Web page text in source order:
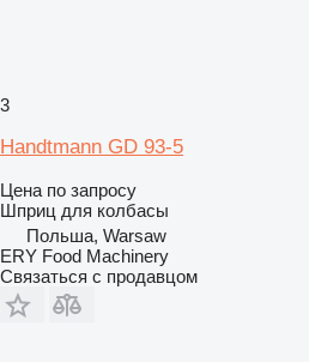
3
Handtmann GD 93-5
Цена по запросу
Шприц для колбасы
Польша, Warsaw
ERY Food Machinery
Связаться с продавцом